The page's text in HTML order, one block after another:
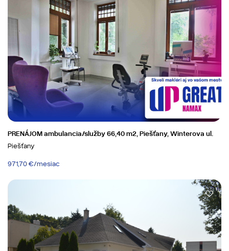
PRENÁJOM ambulancia/služby 66,40 m2, Piešťany, Winterova ul.
Piešťany
971,70 €/mesiac